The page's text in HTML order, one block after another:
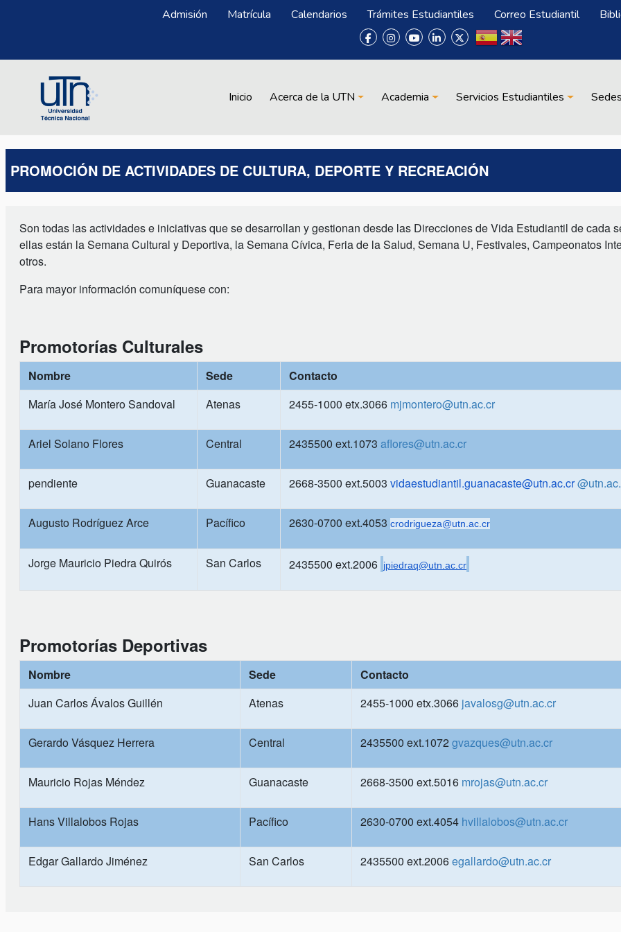
Menú Superior
Admisión Matrícula Calendarios Trámites Estudiantiles Correo Estudiantil
Main navigation
Inicio Acerca de la UTN Academia Servicios Estudiantiles
PROMOCIÓN DE ACTIVIDADES DE CULTURA, DEPORTE Y RECREACIÓN
Son todas las actividades e iniciativas que se desarrollan y gestionan desde las Direcciones de Vida Estudiantil de cada
ellas están la Semana Cultural y Deportiva, la Semana Cívica, Feria de la Salud, Semana U, Festivales, Campeonatos
otros.
Para mayor información comuníquese con:
Promotorías Culturales
Nombre Sede
Contacto
María José Montero Sandoval
Atenas 2455-1000 etx.3066 mjmontero@utn.ac.cr
Ariel Solano Flores Central 2435500 ext.1073 aflores@utn.ac.cr
pendiente Guanacaste 2668-3500 ext.5003 vidaestudiantil.guanacaste@utn.ac.cr
Augusto Rodríguez Arce Pacífico 2630-0700 ext.4053 crodrigueza@utn.ac.cr
Jorge Mauricio Piedra Quirós San Carlos 2435500 ext.2006 jpiedraq@utn.ac.cr
Promotorías Deportivas
Nombre Sede
Contacto
Juan Carlos Ávalos Guillén
Atenas 2455-1000 etx.3066 javalosg@utn.ac.cr
Gerardo Vásquez Herrera Central 2435500 ext.1072 gvazques@utn.ac.cr
Mauricio Rojas Méndez Guanacaste 2668-3500 ext.5016 mrojas@utn.ac.cr
Hans Villalobos Rojas Pacífico 2630-0700 ext.4054 hvillalobos@utn.ac.cr
Edgar Gallardo Jiménez San Carlos 2435500 ext.2006egallardo@utn.ac.cr